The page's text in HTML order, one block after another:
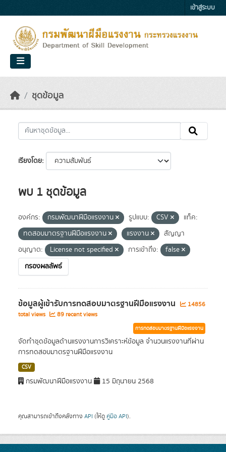
เข้าสู่ระบบ
ชุดข้อมูล
เรียงโดย
พบ 1 ชุดข้อมูล
องค์กร: กรมพัฒนาฝีมือแรงงาน รูปแบบ: CSV
แท็ค:
ทดสอบมาตรฐานฝีมือแรงงาน
แรงงาน
สัญญา
อนุญาต:
License not specified การเข้าถึง:
false
กรองผลลัพธ์
ข้อมูลผู้เข้ารับการทดสอบมาตรฐานฝีมือแรงงาน
14856
total views
89 recent views
การทดสอบมาตรฐานฝีมือแรงงาน
จัดทำชุดข้อมูลด้านแรงงานการวิเคราะห์ข้อมูล จำนวนแรงงานที่ผ่าน
การทดสอบมาตรฐานฝีมือแรงงาน
CSV
กรมพัฒนาฝีมือแรงงาน 15 มิถุนายน 2568
คุณสามารถเข้าถึงคลังทาง API (ให้ดู คู่มือ API).